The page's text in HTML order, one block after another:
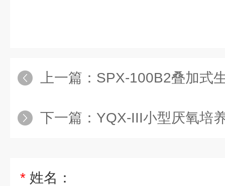
上一篇： SPX-100B2叠加式
下一篇： YQX-III小型厌氧培
* 姓名：